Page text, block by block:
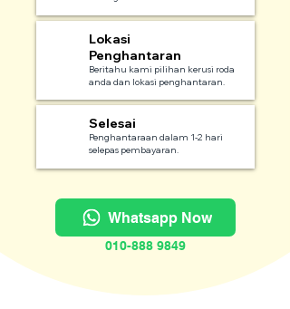
Lokasi
Penghantaran
Beritahu kami pilihan kerusi roda
anda dan lokasi penghantaran.
Selesai
Penghantaraan dalam 1-2 hari
selepas pembayaran.
Whatsapp Now
010-888 9849